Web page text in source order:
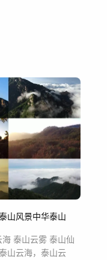
山风景中华泰山
泰山云雾 泰山仙
山云海，泰山云